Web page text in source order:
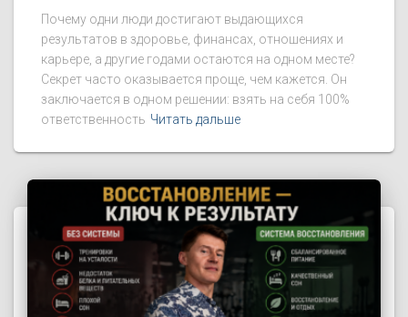
Почему одни люди достигают выдающихся
результатов в здоровье, финансах, отношениях и
карьере, а другие годами остаются на одном месте?
Секрет часто оказывается проще, чем кажется. Он
заключается в одном решении: взять на себя 100%
ответственность Читать дальше